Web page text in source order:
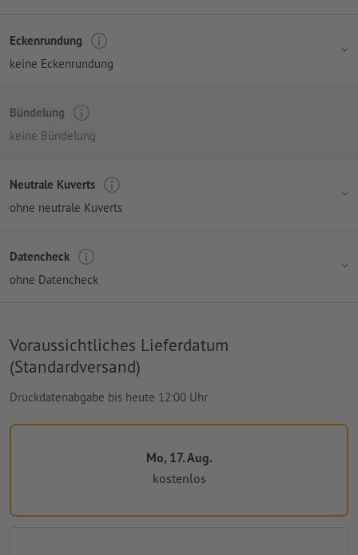
Eckenrundung
keine Eckenrundung
Bündelung
keine Bündelung
Neutrale Kuverts
ohne neutrale Kuverts
Datencheck
ohne Datencheck
Voraussichtliches Lieferdatum
(Standardversand)
Druckdatenabgabe bis heute 12:00 Uhr
Mo, 17. Aug.
kostenlos